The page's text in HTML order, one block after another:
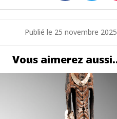
Publié le 25 novembre
Vous aimerez